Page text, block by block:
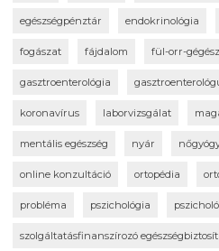
egészségpénztár endokrinológia
fogászat fájdalom fül-orr-gégész
gasztroenterológia
koronavírus laborvizsgálat
mentális egészség nyár
online konzultáció ortopédia
probléma pszichológia
szolgáltatásfinanszírozó